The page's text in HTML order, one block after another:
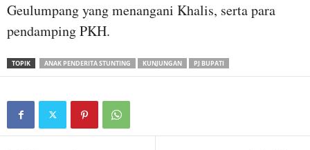
Geulumpang yang menangani Khalis, serta para
pendamping PKH.
TOPIK ANAK PENDERITA STUNTING KUNJUNGAN PJ BUPATI